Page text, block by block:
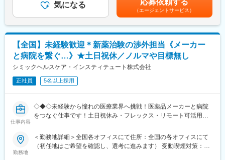
異なるため、対応の幅が広がりスキルが身につきます。また、
我々の支援によって入居者の方がご自身で出来ることが増え、成
長していく姿に寄り添うことができます。
■当社のコンセプト：『「ここでくらしたい」を創る』
・ご利用者様にとってグループホームはまさに家そのものだとい
えます。家族のように温かいスタッフたちとのコミュニケーショ
ンを通して、ホームでの暮らしを楽しんでいただくために、「こ
こでくらしたい」と思ってもらえるよう日々真摯に向き合い続け
変更の範囲：本文参照
・利用者の生活全般をプロデュース
・スタッフ育成
・支援機関との調整業務
・介助業務
※請求・申請業務は本社専門部署にて対応！サポート体制充実◎
・エリアマネージャー：480万円～
・シニアマネージャー（課長クラス）：540万円～
※ポジションの空き状況次第にもよりますが、担当施設の売り上げ
や入居数、メンバーマネジメントの面から評価が行われ、2～5年
■当社の魅力：
の評価に応じて昇降給の場合あり・超過分・深夜割増賃金別途支
給・交通費規定内支給 （バイク通勤・車通勤OK）・施設管理者と
の兼務もしくは30床（2施設以上）兼務により兼務手当+75,000
円/月を支給させていただきます賃金はあくまでも目安の金額であ
り、選考を通じて上下する可能性があります。月給(月額)は固定手
当を含めた表記です。
気になる
（エージェントサービス）
【全国】未経験歓迎＊新薬治験の渉外担当《メーカー
と病院を繋ぐ…》★土日祝休／ノルマや目標無し
シミックヘルスケア・インスティテュート株式会社
正社員 5名以上採用
仕事内容
◇◆◇未経験から憧れの医療業界へ挑戦！医薬品メーカーと病院
をつなぐ仕事です！土日祝休み・フレックス・リモート可活用可
ーン・Iターンの方も大歓迎です◇◆◇
勤務地
＜勤務地詳細＞全国各オフィスにて住所：全国の各オフィスにて
（初任地はご希望を確認し、選考に進みます） 受動喫煙対策：そ